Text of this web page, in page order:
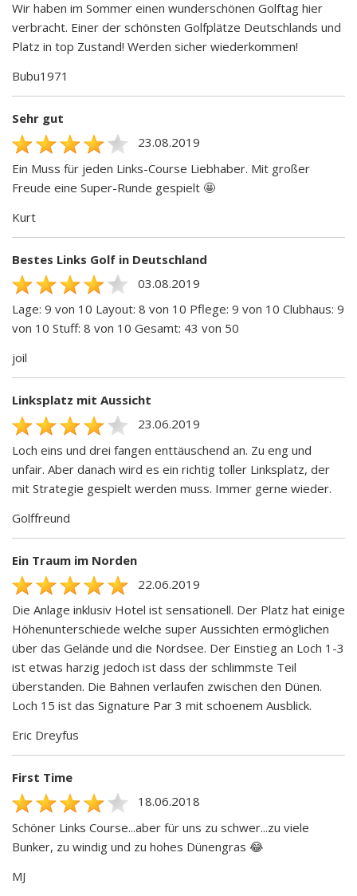
Wir haben im Sommer einen wunderschönen Golftag hier
verbracht. Einer der schönsten Golfplätze Deutschlands und
Platz in top Zustand! Werden sicher wiederkommen!
Bubu1971
Sehr gut
23.08.2019
Ein Muss für jeden Links-Course Liebhaber. Mit großer
Freude eine Super-Runde gespielt 🤩
Kurt
Bestes Links Golf in Deutschland
03.08.2019
Lage: 9 von 10 Layout: 8 von 10 Pflege: 9 von 10 Clubhaus: 9
von 10 Stuff: 8 von 10 Gesamt: 43 von 50
joil
Linksplatz mit Aussicht
23.06.2019
Loch eins und drei fangen enttäuschend an. Zu eng und
unfair. Aber danach wird es ein richtig toller Linksplatz, der
mit Strategie gespielt werden muss. Immer gerne wieder.
Golffreund
Ein Traum im Norden
22.06.2019
Die Anlage inklusiv Hotel ist sensationell. Der Platz hat einige
Höhenunterschiede welche super Aussichten ermöglichen
über das Gelände und die Nordsee. Der Einstieg an Loch 1-3
ist etwas harzig jedoch ist dass der schlimmste Teil
überstanden. Die Bahnen verlaufen zwischen den Dünen.
Loch 15 ist das Signature Par 3 mit schoenem Ausblick.
Eric Dreyfus
First Time
18.06.2018
Schöner Links Course...aber für uns zu schwer...zu viele
Bunker, zu windig und zu hohes Dünengras 😂
MJ